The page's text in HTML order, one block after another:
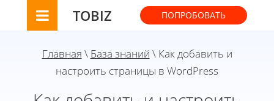
TOBIZ ПОПРОБОВАТЬ
Главная \ База знаний \ Как добавить и
настроить страницы в WordPress